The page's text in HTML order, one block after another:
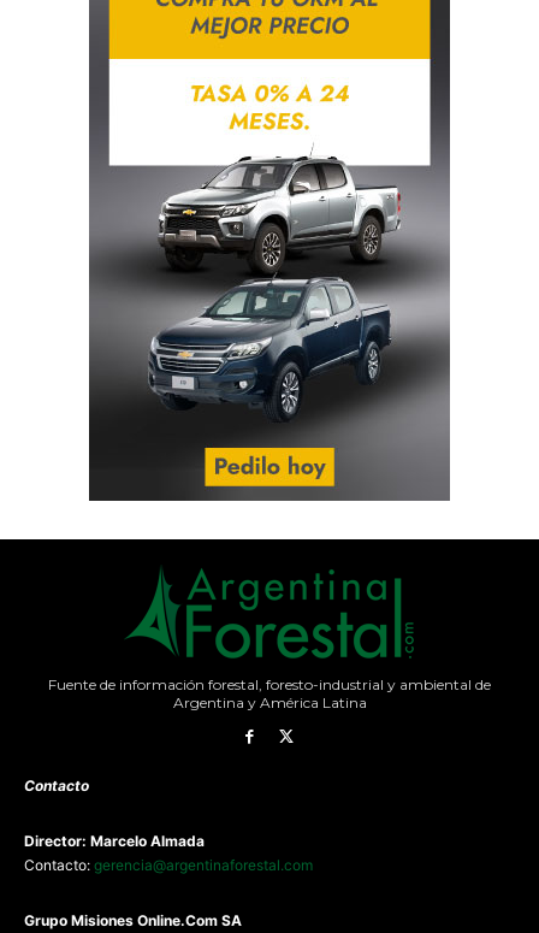
Fuente de información forestal, foresto-industrial y ambiental de
Argentina y América Latina
Contacto
Director: Marcelo Almada
Contacto: gerencia@argentinaforestal.com
Grupo Misiones Online.Com SA